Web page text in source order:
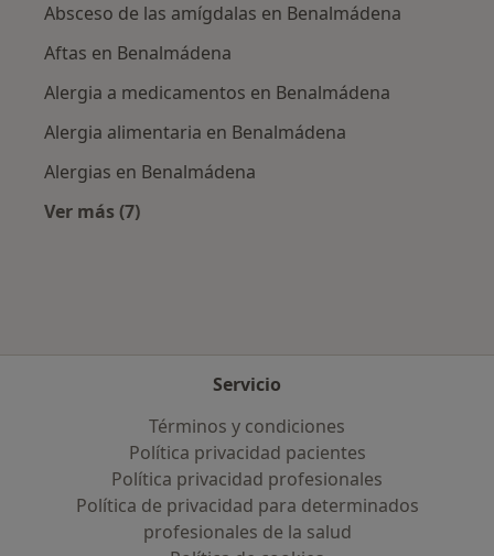
Absceso de las amígdalas en Benalmádena
Aftas en Benalmádena
Alergia a medicamentos en Benalmádena
Alergia alimentaria en Benalmádena
Alergias en Benalmádena
Ver más (7)
Servicio
Términos y condiciones
Política privacidad pacientes
Política privacidad profesionales
Política de privacidad para determinados
profesionales de la salud